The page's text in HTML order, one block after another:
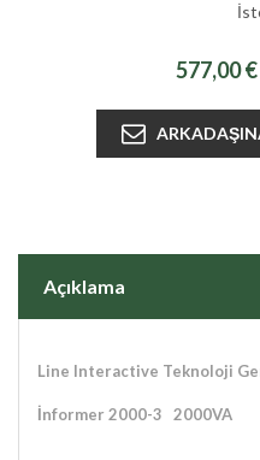
577,00
Açıklama
Line Interactive Teknoloji
İnformer 2000-3 2000VA